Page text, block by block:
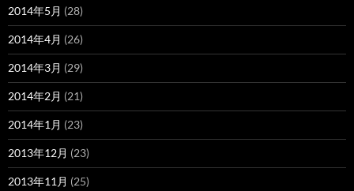
2014年5月 (28)
2014年4月 (26)
2014年3月 (29)
2014年2月 (21)
2014年1月 (23)
2013年12月 (23)
2013年11月 (25)